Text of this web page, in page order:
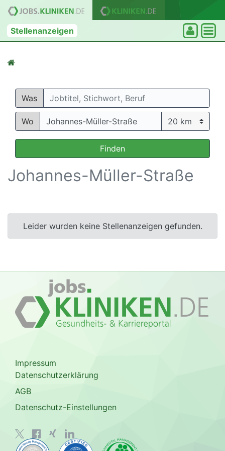
Stellenanzeigen
Was
Wo
Finden
Johannes-Müller-Straße
Leider wurden keine Stellenanzeigen gefunden.
Impressum
Datenschutzerklärung
AGB
Datenschutz-Einstellungen